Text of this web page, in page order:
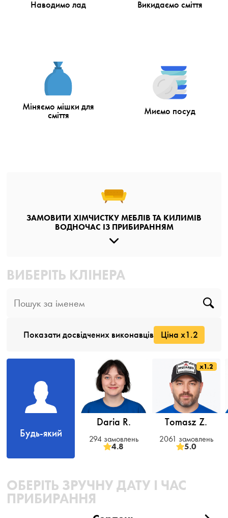
Наводимо лад Викидаємо сміття
Міняємо мішки для
сміття Миємо посуд
ЗАМОВИТИ ХІМЧИСТКУ МЕБЛІВ ТА КИЛИМІВ
ВОДНОЧАС ІЗ ПРИБИРАННЯМ
ВИБЕРІТЬ КЛІНЕРА
Показати досвідчених виконавців Ціна x1.2
Будь-який
Daria R.
294 замовлень
4.8
x1.2
Tomasz Z.
2061 замовлень
5.0
ОБЕРІТЬ ЗРУЧНУ ДАТУ І ЧАС
ПРИБИРАННЯ